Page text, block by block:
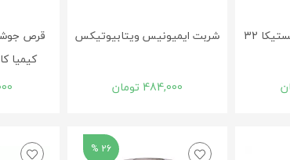
کپسول پاورفیت هولیستیکا 32
شربت ایمیونیس ویتابیوتیکس
484,000 تومان
کیمیا
26 %